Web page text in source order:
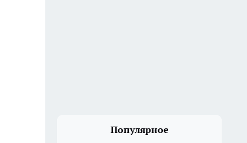
Популярное